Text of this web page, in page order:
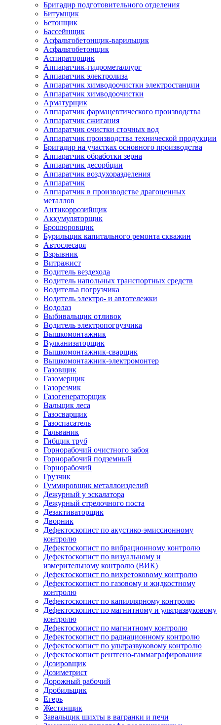
Бригадир подготовительного отделения
Битумщик
Бетонщик
Бассейнщик
Асфальтобетонщик-варильщик
Асфальтобетонщик
Аспираторщик
Аппаратчик-гидрометаллург
Аппаратчик электролиза
Аппаратчик химводоочистки электростанции
Аппаратчик химводоочистки
Арматурщик
Аппаратчик фармацевтического производства
Аппаратчик сжигания
Аппаратчик очистки сточных вод
Аппаратчик производства технической продукции
Бригадир на участках основного производства
Аппаратчик обработки зерна
Аппаратчик десорбции
Аппаратчик воздухоразделения
Аппаратчик
Аппаратчик в производстве драгоценных
металлов
Антикоррозийщик
Аккумуляторщик
Брошюровщик
Бурильщик капитального ремонта скважин
Автослесаря
Взрывник
Витражист
Водитель вездехода
Водитель напольных транспортных средств
Водительа погрузчика
Водитель электро- и автотележки
Водолаз
Выбивальщик отливок
Водитель электропогрузчика
Вышкомонтажник
Вулканизаторщик
Вышкомонтажник-сварщик
Вышкомонтажник-электромонтер
Газовщик
Газомерщик
Газорезчик
Газогенераторщик
Вальщик леса
Газосварщик
Газоспасатель
Гальваник
Гибщик труб
Горнорабочий очистного забоя
Горнорабочий подземный
Горнорабочий
Грузчик
Гуммировщик металлоизделий
Дежурный у эскалатора
Дежурный стрелочного поста
Дезактиваторщик
Дворник
Дефектоскопист по акустико-эмиссионному
контролю
Дефектоскопист по вибрационному контролю
Дефектоскопист по визуальному и
измерительному контролю (ВИК)
Дефектоскопист по вихретоковому контролю
Дефектоскопист по газовому и жидкостному
контролю
Дефектоскопист по капиллярному контролю
Дефектоскопист по магнитному и ультразвуковому
контролю
Дефектоскопист по магнитному контролю
Дефектоскопист по радиационному контролю
Дефектоскопист по ультразвуковому контролю
Дефектоскопист рентгено-гаммаграфирования
Дозировщик
Дозиметрист
Дорожный рабочий
Дробильщик
Егерь
Жестянщик
Завальщик шихты в вагранки и печи